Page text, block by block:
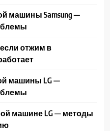
машины Samsung —
отжим в
машины LG —
машине LG — методы